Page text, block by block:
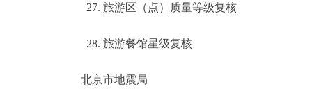
27. 旅游区（点）质量等级复核
28. 旅游餐馆星级复核
北京市地震局